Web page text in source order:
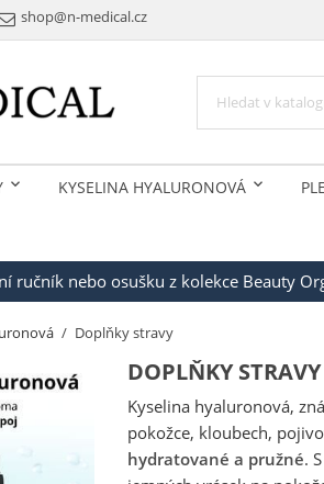
shop@n-medical.cz
KYSELINA HYALURONOVÁ
ručník nebo osušku z kolekce Beauty
Doplňky stravy
DOPLŇKY STRAVY
Kyselina hyaluronová,
pokožce, kloubech,
hydratované a pružné.